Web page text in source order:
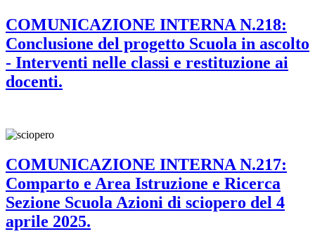
COMUNICAZIONE INTERNA N.218:
Conclusione del progetto Scuola in ascolto
- Interventi nelle classi e restituzione ai
docenti.
COMUNICAZIONE INTERNA N.217:
Comparto e Area Istruzione e Ricerca
Sezione Scuola Azioni di sciopero del 4
aprile 2025.